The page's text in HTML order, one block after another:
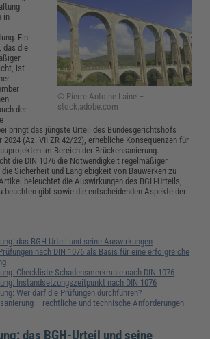
© Pierre Antoine Laine –
stock.adobe.com
in
Ein
das die
ist
der
bringt das jüngste Urteil des Bundesgerichtshofs
2024 (Az. VII ZR 42/22), erhebliche Konsequenzen für
im Bereich der Brückensanierung.
die DIN 1076 die Notwendigkeit regelmäßiger
Sicherheit und Langlebigkeit von Bauwerken zu
beleuchtet die Auswirkungen des BGH-Urteils,
beachten gibt sowie die entscheidenden Aspekte der
das BGH-Urteil und seine Auswirkungen
nach DIN 1076 als Basis für eine erfolgreiche
Checkliste Schadensmerkmale nach DIN 1076
Instandsetzungszeitpunkt nach DIN 1076
Wer darf die Prüfungen durchführen?
– rechtliche und technische Anforderungen
das BGH-Urteil und seine